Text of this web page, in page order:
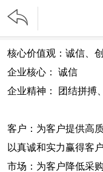

核心价值观：诚信、
企业核心： 诚信
企业精神： 团结拼搏
客户：为客户提供高
以真诚和实力赢得客
市场：为客户降低采